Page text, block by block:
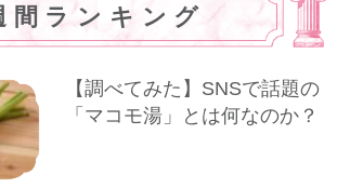
間ランキング
【調べてみた】SNSで話題の
「マコモ湯」とは何なのか？